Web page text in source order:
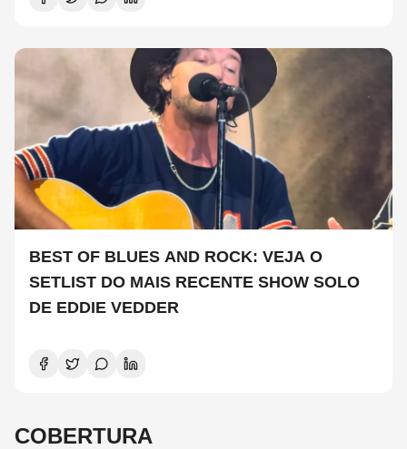
BEST OF BLUES AND ROCK: VEJA O
SETLIST DO MAIS RECENTE SHOW SOLO
DE EDDIE VEDDER
COBERTURA